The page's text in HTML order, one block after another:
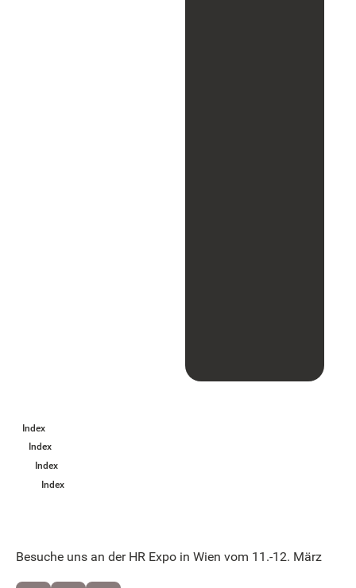
Index
Index
Index
Index
Besuche uns an der HR Expo in Wien vom 11.-12. März